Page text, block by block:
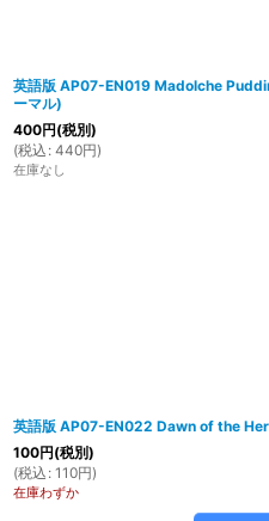
英語版 AP07-EN019 Madolche
ーマル)
400円(税別)
(税込 : 440円)
在庫なし
英語版 AP07-EN022 Dawn of the
100円(税別)
(税込 : 110円)
在庫わずか